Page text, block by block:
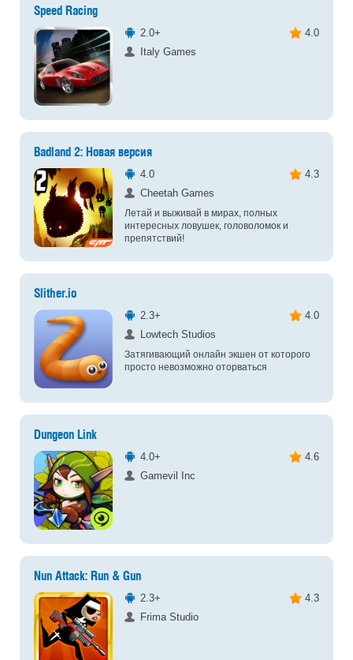
Speed Racing
2.0+
4.0
Italy Games
Badland 2: Новая версия
4.0
4.3
Cheetah Games
Летай и выживай в мирах, полных
интересных ловушек, головоломок и
препятствий!
Slither.io
2.3+
4.0
Lowtech Studios
Затягивающий онлайн экшен от которого
просто невозможно оторваться
Dungeon Link
4.0+
4.6
Gamevil Inc
Nun Attack: Run & Gun
2.3+
4.3
Frima Studio